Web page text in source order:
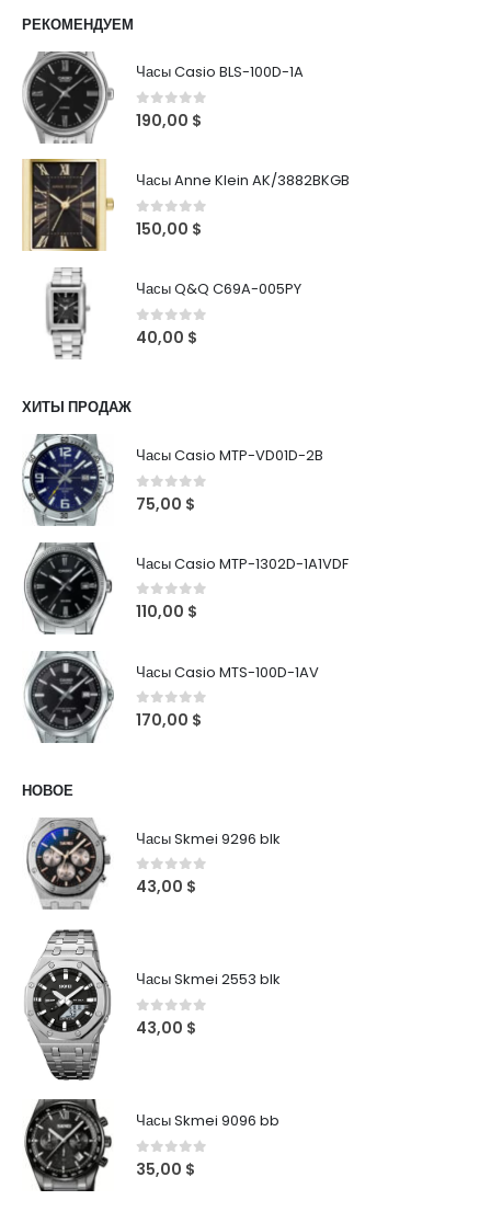
РЕКОМЕНДУЕМ
Часы Casio BLS-100D-1A
0out of 5
190,00 $
Часы Anne Klein AK/3882BKGB
0out of 5
150,00 $
Часы Q&Q C69A-005PY
0 out of 5
40,00 $
ХИТЫ ПРОДАЖ
Часы Casio MTP-VD01D-2B
0out of 5
75,00 $
Часы Casio MTP-1302D-1A1VDF
0out of 5
110,00 $
Часы Casio MTS-100D-1AV
0out of 5
170,00 $
НОВОЕ
Часы Skmei 9296 blk
0 out of 5
43,00 $
Часы Skmei 2553 blk
0 out of 5
43,00 $
Часы Skmei 9096 bb
0out of 5
35,00 $